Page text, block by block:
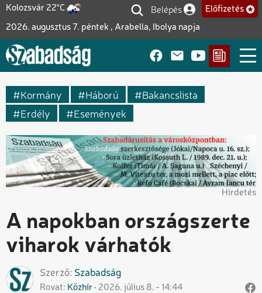
Ugrás
tartalomra
Kolozsvár 22°C
2026. augusztus 7. péntek , Arabella, Ibolya napja
Felhasználói fiók
Belépés Előfizetés
Kormány Háború
Bakancslista
Erdély
Események
Hirdetés
A napokban országszerte
viharok várhatók
Szerző Szabadság
Rovat Közhír 2026. július 8. - 14:44